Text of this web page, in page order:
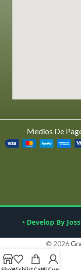
Medios De
• Develop By
© 2026